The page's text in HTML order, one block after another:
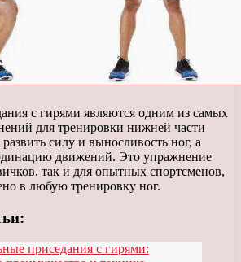
с гирями являются одним из самых
для тренировки нижней части
силу и выносливость ног, а
движений. Это упражнение
так и для опытных спортсменов,
в любую тренировку ног.
приседания с гирями: